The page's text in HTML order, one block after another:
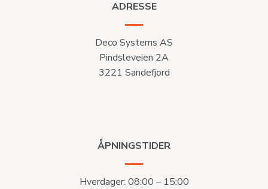
ADRESSE
Deco Systems AS
Pindsleveien 2A
3221 Sandefjord
ÅPNINGSTIDER
Hverdager: 08:00 – 15:00